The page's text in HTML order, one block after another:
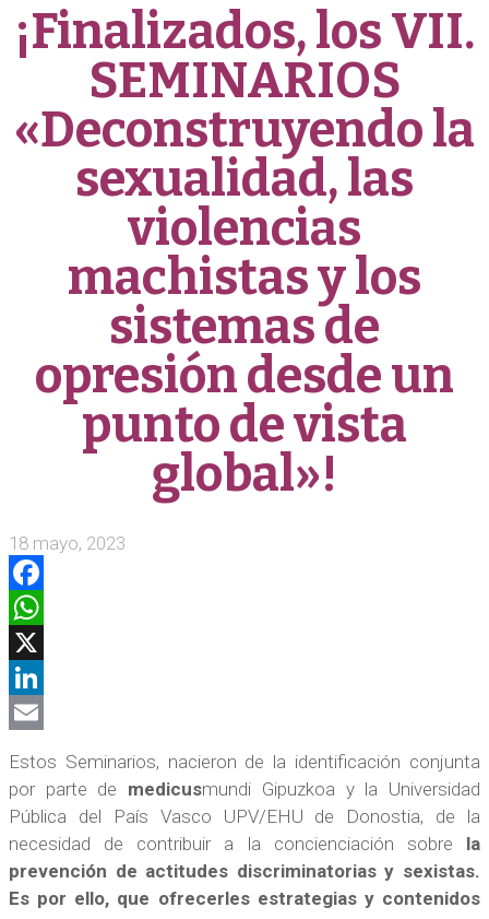
¡Finalizados, los VII.
SEMINARIOS
«Deconstruyendo la
sexualidad, las
violencias
machistas y los
sistemas de
opresión desde un
punto de vista
global»!
18 mayo, 2023
Facebook
WhatsApp
X
LinkedIn
Estos Seminarios, nacieron de la identificación conjunta
por parte de medicusmundi Gipuzkoa y la Universidad
Pública del País Vasco UPV/EHU de Donostia, de la
necesidad de contribuir a la concienciación sobre la
prevención de actitudes discriminatorias y sexistas.
Es por ello, que ofrecerles estrategias y contenidos